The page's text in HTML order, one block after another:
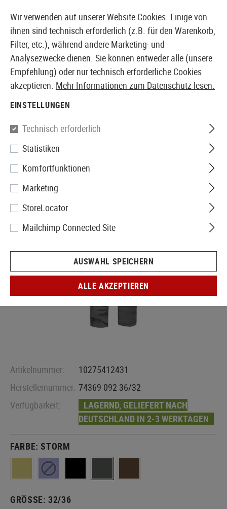
EUROPÄISCHER AIRSOFT SHOP & GROßHÄNDLER
5.11 Tactical
Stryke Pant
Artikelnummer:
10275412431
Herstellernummer: 74369 092-36/32
Verfügbarkeit:
LAGERND, GELIEFERT NACH
DEUTSCHLAND IN 2-3 WERKTAGEN
FARBE:STORM
GRÖSSE: 32/36
Wir verwenden auf unserer Website Cookies. Einige von
ihnen sind technisch erforderlich (z.B. für den Warenkorb,
Filter, etc.), während andere Marketing- und
Analysezwecke dienen. Sie können entweder alle (unsere
Empfehlung) oder nur technisch erforderliche Cookies
akzeptieren. Mehr Informationen zum Datenschutz lesen.
EINSTELLUNGEN
Technisch erforderlich
Statistiken
Komfortfunktionen
Marketing
StoreLocator
Mailchimp Connected Site
AUSWAHL SPEICHERN
ALLE AKZEPTIEREN